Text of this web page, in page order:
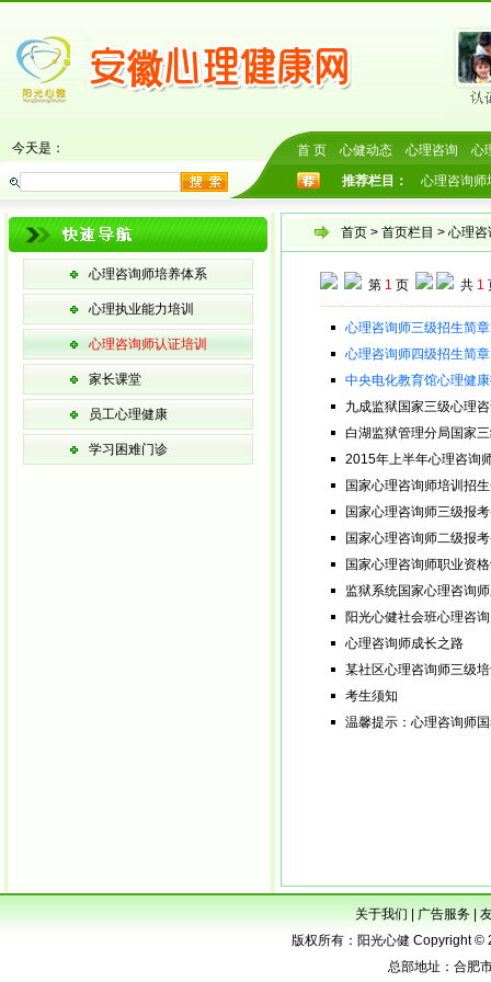
今天是： 首 页 心健动态 心理咨询
心
推荐栏目：
心理咨询师
心理咨询师培养体系
心理执业能力培训
心理咨询师认证培训
家长课堂
员工心理健康
学习困难门诊
首页 > 首页栏目 > 心理
第 1 页 共 1
心理咨询师三级招生简章
心理咨询师四级招生简章
中央电化教育馆心理健
九成监狱国家三级心理
白湖监狱管理分局国家
2015年上半年心理咨询
国家心理咨询师培训招
国家心理咨询师三级报
国家心理咨询师二级报
国家心理咨询师职业资
监狱系统国家心理咨询
阳光心健社会班心理咨
心理咨询师成长之路
某社区心理咨询师三级
考生须知
温馨提示：心理咨询师
关于我们 广告服务
版权所有：阳光心健 Copyright ©
总部地址：合肥